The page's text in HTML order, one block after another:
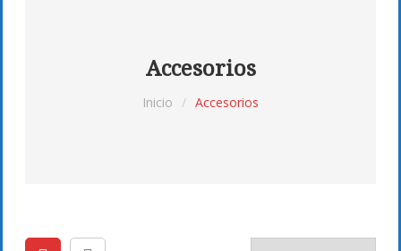
Accesorios
Inicio / Accesorios